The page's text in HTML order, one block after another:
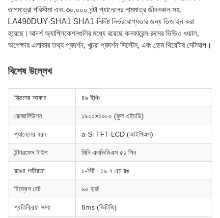
তাপমাত্রা পরিসীমা এবং ৩০,০০০ ঘন্টা প্যানেলের নামমাত্র জীবনকাল সহ,
LA490DUY-SHA1 SHA1-নির্দিষ্ট নির্ভরযোগ্যতার জন্য ডিজাইন করা
হয়েছে।আদর্শ অ্যাপ্লিকেশনগুলির মধ্যে রয়েছে কনফারেন্স রুমের ভিডিও ওয়াল,
অপেক্ষার এলাকার তথ্য প্রদর্শন, খুচরা প্রদর্শন সিস্টেম, এবং হোম থিয়েটার সেটআপ।
বিশেষ উল্লেখ
স্ক্রিনের আকার ৪৯ ইঞ্চি
রেজোলিউশন ১৯২০×১০৮০ (ফুল এইচডি)
প্যানেলের ধরন a-Si TFT-LCD (আইপিএস)
ইন্টারফেস টাইপ মিনি এলভিডিএস ৫১ পিন
রঙের গভীরতা ৮-বিট ∙ ১৬.৭ এম রঙ
রিফ্রেশ রেট ৬০ হার্জ
প্রতিক্রিয়া সময় 8ms (জিটিজি)